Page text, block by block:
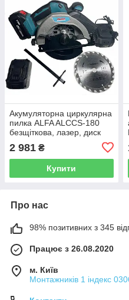
Акумуляторна циркулярна
пилка ALFA ALCCS-180
безщіткова, лазер, диск
2 981 ₴
Купити
Про нас
98% позитивних з 345
Працює з 26.08.2020
м. Київ
Монтажників 1 індекс